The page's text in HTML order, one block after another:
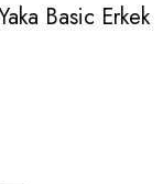
Basic Erkek